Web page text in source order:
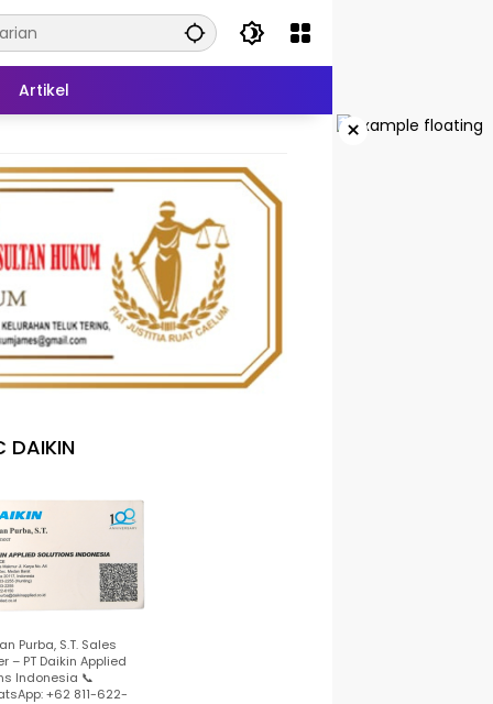
Artikel
×
DAIKIN
Purba, S.T. Sales
– PT Daikin Applied
Indonesia 📞
+62 811-622-